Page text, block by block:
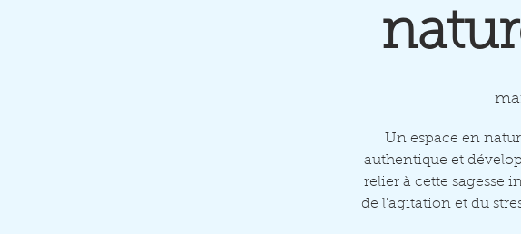
Un espace en
authentique et
relier à cette sagesse
de l'agitation et du